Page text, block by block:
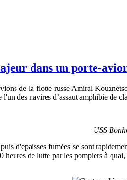
dans un porte-
de la flotte russe Amiral
des navires d’assaut amphibie de
USS
d'épaisses fumées se sont
heures de lutte par les pompiers à